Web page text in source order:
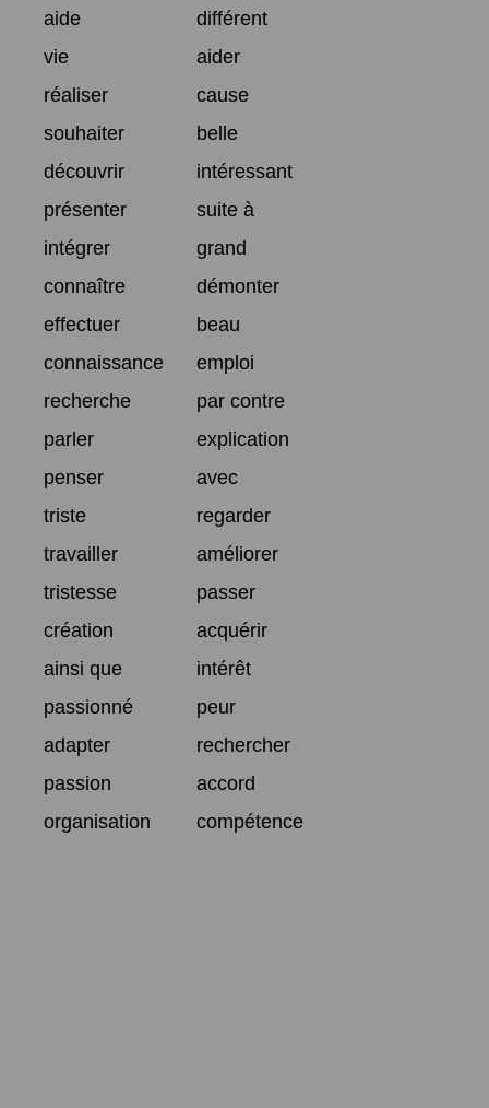
aide
différent
vie
aider
réaliser
cause
souhaiter
belle
découvrir
intéressant
présenter
suite à
intégrer
grand
connaître
démonter
effectuer
beau
connaissance
emploi
recherche
par contre
parler
explication
penser
avec
triste
regarder
travailler
améliorer
tristesse
passer
création
acquérir
ainsi que
intérêt
passionné
peur
adapter
rechercher
passion
accord
organisation
compétence